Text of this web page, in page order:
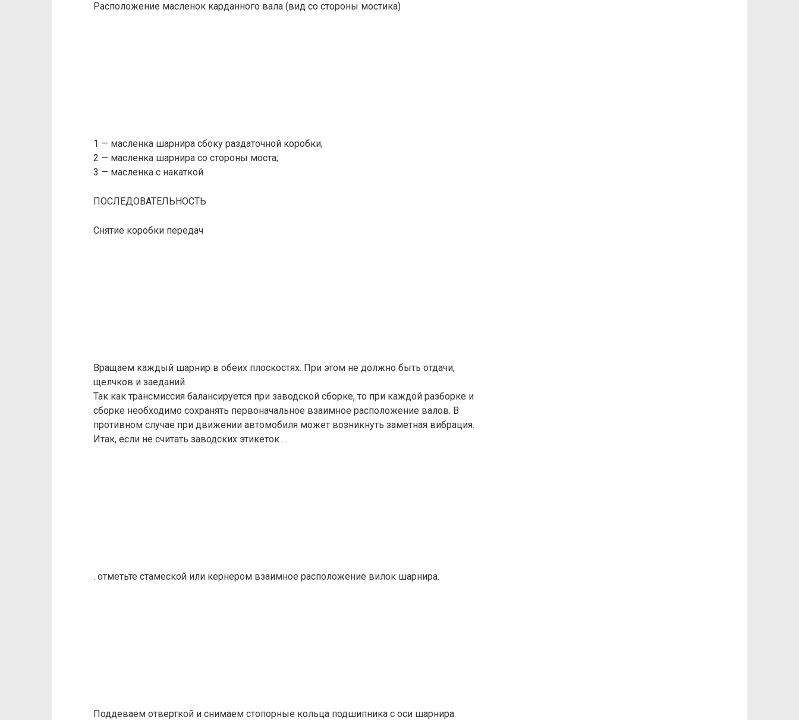
Расположение масленок карданного вала (вид со стороны мостика)
1 — масленка шарнира сбоку раздаточной коробки;
2 — масленка шарнира со стороны моста;
3 — масленка с накаткой
ПОСЛЕДОВАТЕЛЬНОСТЬ
Снятие коробки передач
Вращаем каждый шарнир в обеих плоскостях. При этом не должно быть отдачи,
щелчков и заеданий.
Так как трансмиссия балансируется при заводской сборке, то при каждой разборке и
сборке необходимо сохранять первоначальное взаимное расположение валов. В
противном случае при движении автомобиля может возникнуть заметная вибрация.
Итак, если не считать заводских этикеток …
. отметьте стамеской или кернером взаимное расположение вилок шарнира.
Поддеваем отверткой и снимаем стопорные кольца подшипника с оси шарнира.